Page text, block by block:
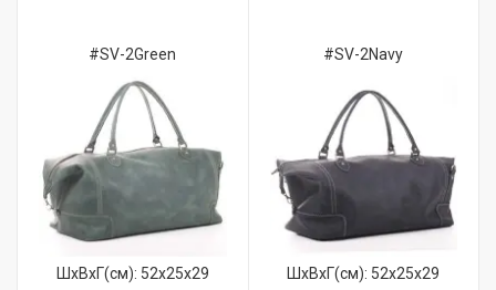
#SV-2Green
ШхВхГ(см): 52x25x29
#SV-2Navy
ШхВхГ(см): 52x25x29